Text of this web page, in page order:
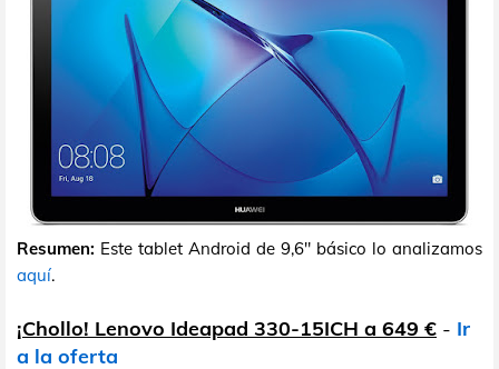
Resumen: Este tablet Android de 9,6" básico lo analizamos
aquí.
¡Chollo! Lenovo Ideapad 330-15ICH a 649 € - Ir
a la oferta